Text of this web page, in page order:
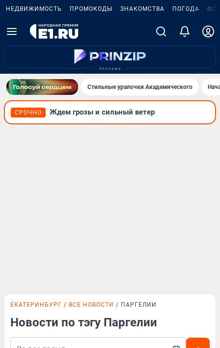
НЕДВИЖИМОСТЬ ПРОМОКОДЫ ЗНАКОМСТВА ПОГОДА
Стильные уралочки Академического
СРОЧНО Ждем грозы и сильный ветер
ЕКАТЕРИНБУРГ ВСЕ НОВОСТИ ПАРГЕЛИИ
Новости по тэгу Паргелии